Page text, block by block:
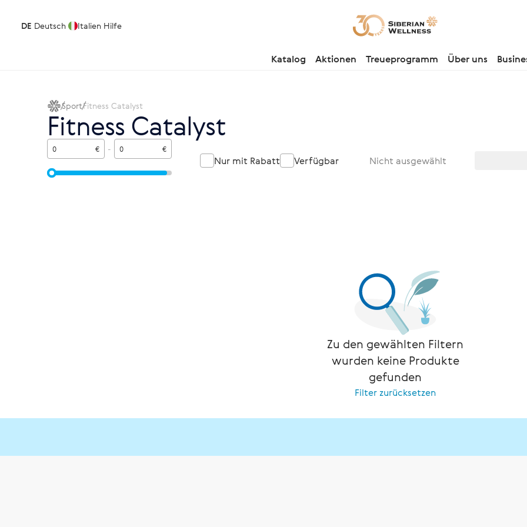
DE Deutsch Italien Hilfe
Katalog Aktionen Treueprogramm Über uns
SportFitness Catalyst
Fitness Catalyst
Nicht ausgewählt
€ - €
Nur mit Rabatt Verfügbar
Zu den gewählten Filtern
wurden keine Produkte
gefunden
Filter zurücksetzen